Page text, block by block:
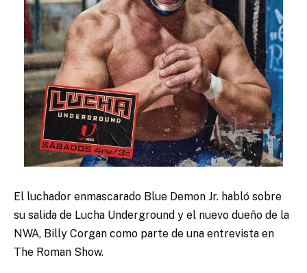
El luchador enmascarado Blue Demon Jr. habló sobre
su salida de Lucha Underground y el nuevo dueño de la
NWA, Billy Corgan como parte de una entrevista en
The Roman Show.